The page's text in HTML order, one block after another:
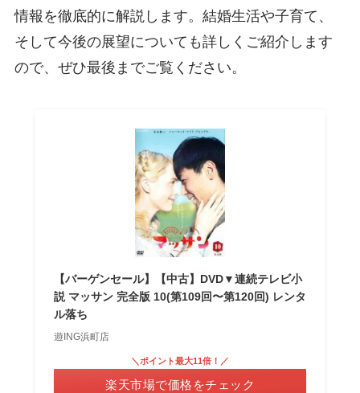
情報を徹底的に解説します。結婚生活や子育て、
そして今後の展望についても詳しくご紹介します
ので、ぜひ最後までご覧ください。
【バーゲンセール】【中古】DVD▼連続テレビ小
説 マッサン 完全版 10(第109回〜第120回) レンタ
ル落ち
遊ING浜町店
＼ポイント最大11倍！／
楽天市場で価格をチェック